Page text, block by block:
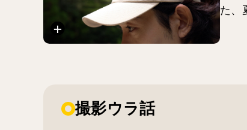
た、
撮影ウラ話